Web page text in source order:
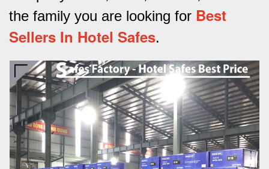
the family you are looking for Best
Sellers In Hotel Safes.